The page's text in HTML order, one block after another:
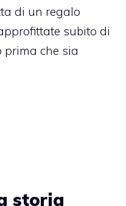
di un regalo
subito di
prima che sia
storia